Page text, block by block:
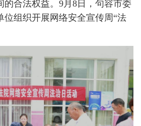
的合法权益。9月8日，句容市委
位组织开展网络安全宣传周“法